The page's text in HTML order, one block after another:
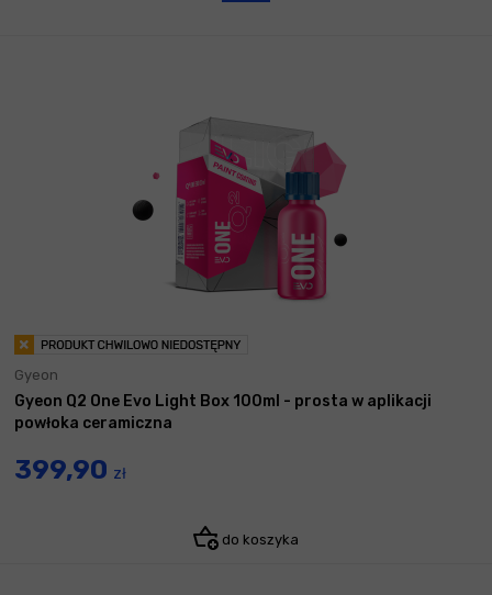
Gyeon
Gyeon Q2 One Evo Light Box 100ml - prosta w aplikacji
powłoka ceramiczna
399,90 zł
do koszyka